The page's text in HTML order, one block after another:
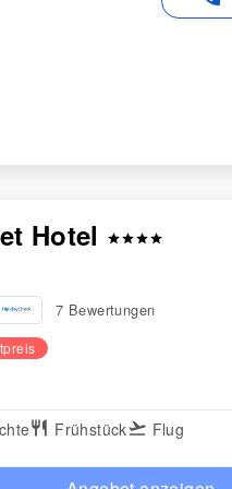
Hotel starstarstarstar
7 Bewertungen
restaurant Frühstückflight_takeoff Flug